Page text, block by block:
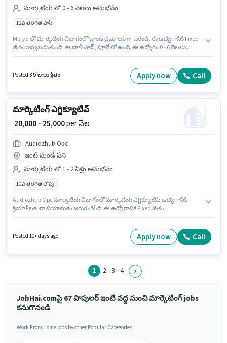
మార్కెటింగ్ లో 0 - 6 నెలలు అనుభవం
12వ తరగతి పాస్
Morya లో మార్కెటింగ్ విభాగంలో బ్రాండ్ ప్రమోటర్ గా చేరండి. ఈ ఉద్యోగానికి Fixed
జీతం ఇవ్వబడుతుంది. ఈ ఖాళీ పౌడ్, పూనే లో ఉంది. ఈ ఉద్యోగం 0 - 6 నెలలు
Posted 3 రోజులు క్రితం Apply now Call
మార్కెటింగ్ ఎగ్జిక్యూటివ్
₹ 20,000 - 25,000per నెల
Audiozhub Opc
ఇంటి నుండి పని
మార్కెటింగ్ లో 1 - 2 ఏళ్లు అనుభవం
10వ తరగతి లోపు
Audiozhub Opc మార్కెటింగ్ విభాగంలో మార్కెటింగ్ ఎగ్జిక్యూటివ్ ఉద్యోగానికి
క్రియాశీలకంగా నియామకం జరుగుతోంది. ఈ ఉద్యోగానికి Fixed జీతం
సంవత్సరాల అనుభవం ఉన్న వారికి కోసం అనుకూలంగా ఉంటుంది. మీరు నెలకు
Posted 10+ days ago Apply now Call
1 2 3 4
JobHai.comపై 67 పాపులర్ ఇంటి వద్ద నుంచి మార్కెటింగ్ jobs
కనుగొనండి
Work From Home jobs by other Popular Categories